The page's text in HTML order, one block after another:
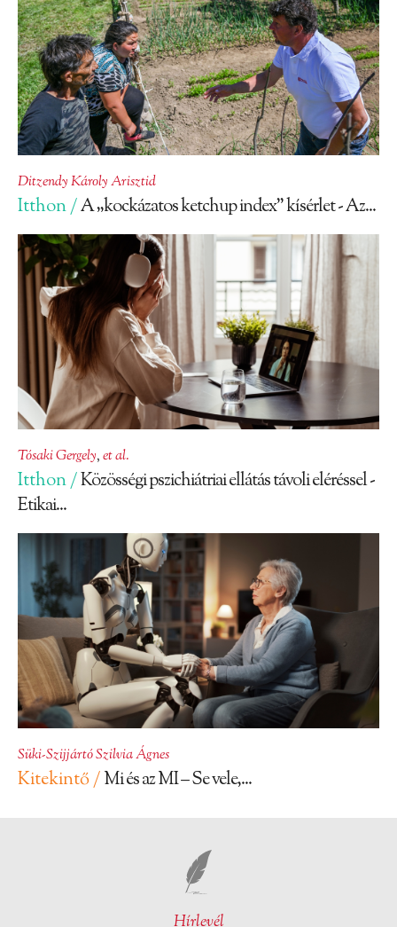
Ditzendy Károly Arisztid
Itthon /A „kockázatos ketchup index” kísérlet - Az...
Tósaki Gergely,et al.
Itthon /Közösségi pszichiátriai ellátás távoli eléréssel -
Etikai...
Süki-Szijjártó Szilvia Ágnes
Kitekintő /Mi és az MI – Se vele,...
Hírlevél